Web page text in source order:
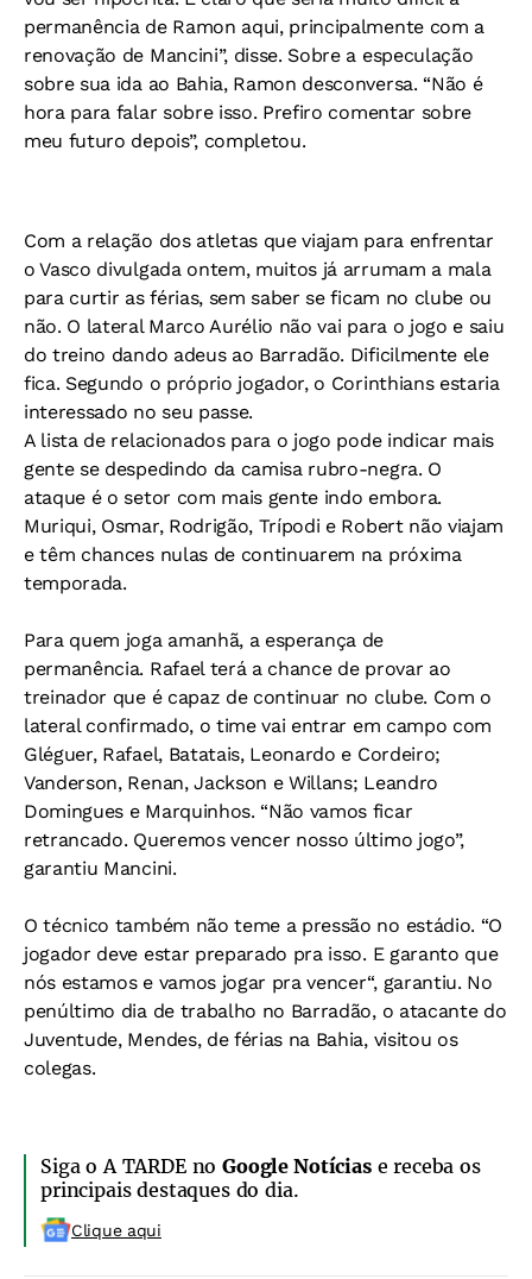
permanência de Ramon aqui, principalmente com a
renovação de Mancini”, disse. Sobre a especulação
sobre sua ida ao Bahia, Ramon desconversa. “Não é
hora para falar sobre isso. Prefiro comentar sobre
meu futuro depois”, completou.
Com a relação dos atletas que viajam para enfrentar
o Vasco divulgada ontem, muitos já arrumam a mala
para curtir as férias, sem saber se ficam no clube ou
não. O lateral Marco Aurélio não vai para o jogo e saiu
do treino dando adeus ao Barradão. Dificilmente ele
fica. Segundo o próprio jogador, o Corinthians estaria
interessado no seu passe.
A lista de relacionados para o jogo pode indicar mais
gente se despedindo da camisa rubro-negra. O
ataque é o setor com mais gente indo embora.
Muriqui, Osmar, Rodrigão, Trípodi e Robert não viajam
e têm chances nulas de continuarem na próxima
temporada.
Para quem joga amanhã, a esperança de
permanência. Rafael terá a chance de provar ao
treinador que é capaz de continuar no clube. Com o
lateral confirmado, o time vai entrar em campo com
Gléguer, Rafael, Batatais, Leonardo e Cordeiro;
Vanderson, Renan, Jackson e Willans; Leandro
Domingues e Marquinhos. “Não vamos ficar
retrancado. Queremos vencer nosso último jogo”,
garantiu Mancini.
O técnico também não teme a pressão no estádio. “O
jogador deve estar preparado pra isso. E garanto que
nós estamos e vamos jogar pra vencer“, garantiu. No
penúltimo dia de trabalho no Barradão, o atacante do
Juventude, Mendes, de férias na Bahia, visitou os
colegas.
Siga o A TARDE noGoogle Notíciase receba os
principais destaques do dia.
Clique aqui